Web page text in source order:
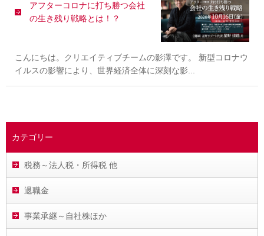
カテゴリー
税務～法人税・所得税 他
退職金
事業承継～自社株ほか
アフターコロナに打ち勝つ会社
の生き残り戦略とは！？
こんにちは。クリエイティブチームの影澤です。 新型コロナウ
イルスの影響により、世界経済全体に深刻な影...